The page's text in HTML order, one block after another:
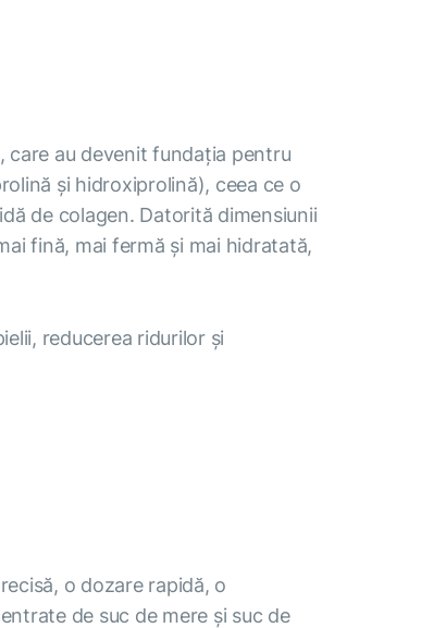
care au devenit fundația pentru
și hidroxiprolină), ceea ce o
de colagen. Datorită dimensiunii
fină, mai fermă și mai hidratată,
reducerea ridurilor și
o dozare rapidă, o
de suc de mere și suc de